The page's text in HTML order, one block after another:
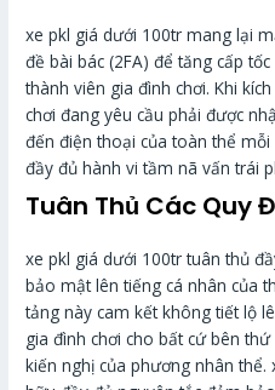
xe pkl giá dưới 100tr mang lại
đề bài bác (2FA) để tăng cấp
thành viên gia đình chơi. Khi
chơi đang yêu cầu phải được
đến điện thoại của toàn thể
đầy đủ hành vi tầm nã vấn trái
Tuân Thủ Các Quy
xe pkl giá dưới 100tr tuân thủ
bảo mật lên tiếng cá nhân của
tảng này cam kết không tiết lộ
gia đình chơi cho bất cứ bên
kiến nghị của phương nhân